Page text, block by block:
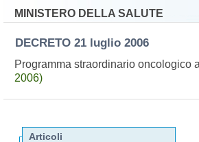
MINISTERO DELLA SALUTE
DECRETO 21 luglio 2006
Programma straordinario oncologico
2006)